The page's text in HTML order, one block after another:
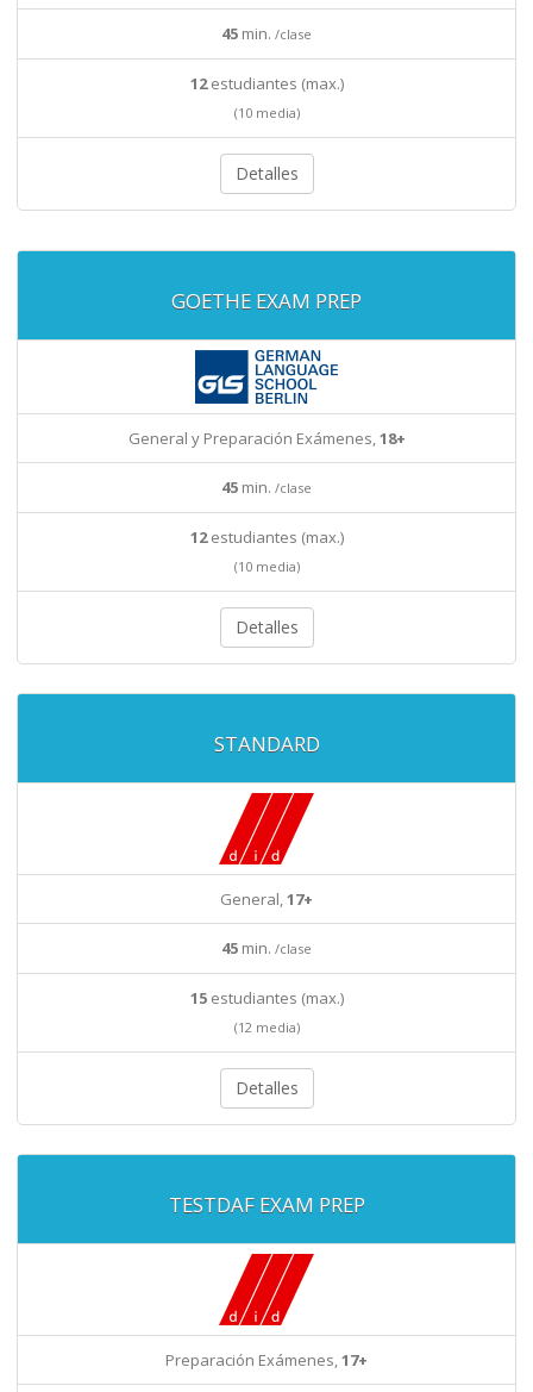
45 min. /clase
12estudiantes (max.)
(10 media)
Detalles
GOETHE EXAM PREP
General y Preparación Exámenes,18+
45 min. /clase
12estudiantes (max.)
(10 media)
Detalles
STANDARD
General,17+
45 min. /clase
15estudiantes (max.)
(12 media)
Detalles
TESTDAF EXAM PREP
Preparación Exámenes,17+